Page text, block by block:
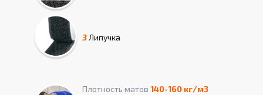
3Липучка
Плотность матов 140-160 кг/м3